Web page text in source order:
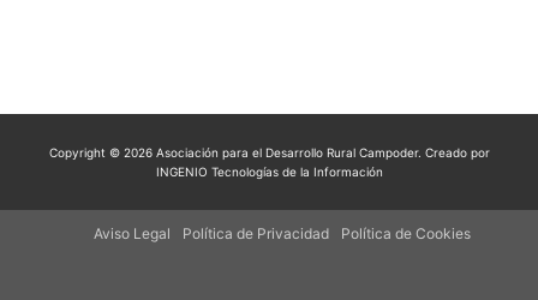
Copyright © 2026 Asociación para el Desarrollo Rural Campoder. Creado por
INGENIO Tecnologías de la Información
Aviso Legal Política de Privacidad Política de Cookies